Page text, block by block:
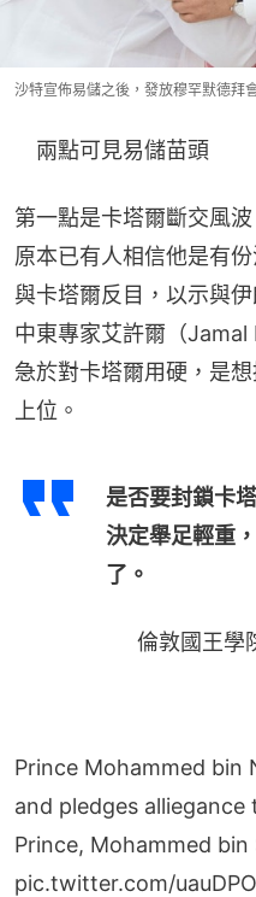
沙特宣佈易儲之後，發放穆罕默德拜
兩點可見易儲苗頭
第一點是卡塔爾斷交風
原本已有人相信他是有
與卡塔爾反目，以示與
中東專家艾許爾（
急於對卡塔爾用硬，是
上位。
是否要封鎖卡
決定舉足輕重
了。
倫敦國王學
Prince Mohammed bin
and pledges
Prince, Mohammed bin
pic.twitter.com/